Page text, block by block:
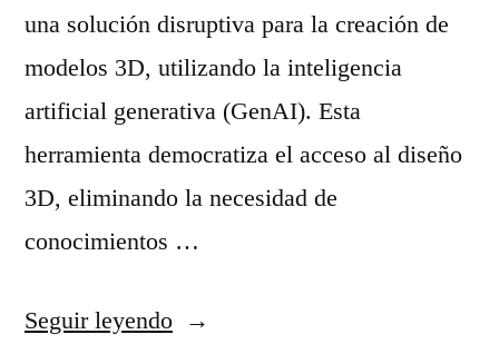
una solución disruptiva para la creación de
modelos 3D, utilizando la inteligencia
artificial generativa (GenAI). Esta
herramienta democratiza el acceso al diseño
3D, eliminando la necesidad de
conocimientos …
Seguir leyendo«